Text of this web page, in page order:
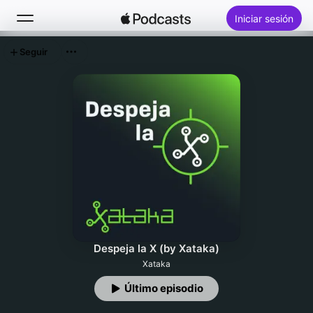
Iniciar sesión
Despeja la X (by Xataka)
Xataka
Último episodio
Seguir